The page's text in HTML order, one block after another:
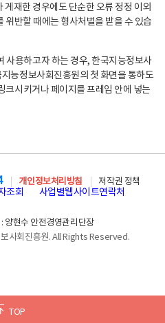
재한 경우에도 단순한 오류 정정 이외
위반할 때에는 형사처벌을 받을 수 있습
사용하고자 하는 경우, 한국지능정보사
능정보사회진흥원의 첫 화면을 통하도
시키거나 페이지를 프레임 안에 넣는
TOP
개인정보처리방침
저작권 정책
조회 사업별웹사이트연락처
양현수 안전경영관리단장
사회진흥원. All Rights Reserved.